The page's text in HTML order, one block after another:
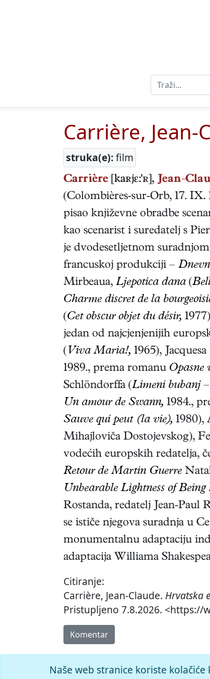
Carrière, Jean-
struka(e):film
Carrière [kaʀjε:'ʀ], Jean-
(Colombières-sur-Orb, 17. IX.
pisao književne obradbe
kao scenarist i suredatelj s
je dvodesetljetnom
francuskoj produkciji –
Mirbeaua, Ljepotica dana (
Charme discret de la
(Cet obscur objet du désir,
jedan od najcjenjenijih
( Viva Maria!, 1965),
1989., prema romanu Opasne
Schlöndorffa (Limeni bubanj–
Un amour de Swann, 1984.,
Sauve qui peut (la vie), 1980),
Mihajloviča Dostojevskog),
vodećih europskih redatelja,
Retour de Martin Guerre
Unbearable Lightness of Being
Rostanda, redatelj Jean-Paul
se ističe njegova suradnja u
monumentalnu adaptaciju
adaptacija Williama
Citiranje:
Carrière, Jean-Claude. Hrvatska
Pristupljeno 7.8.2026. <https://
Komentar
Naše web stranice koriste